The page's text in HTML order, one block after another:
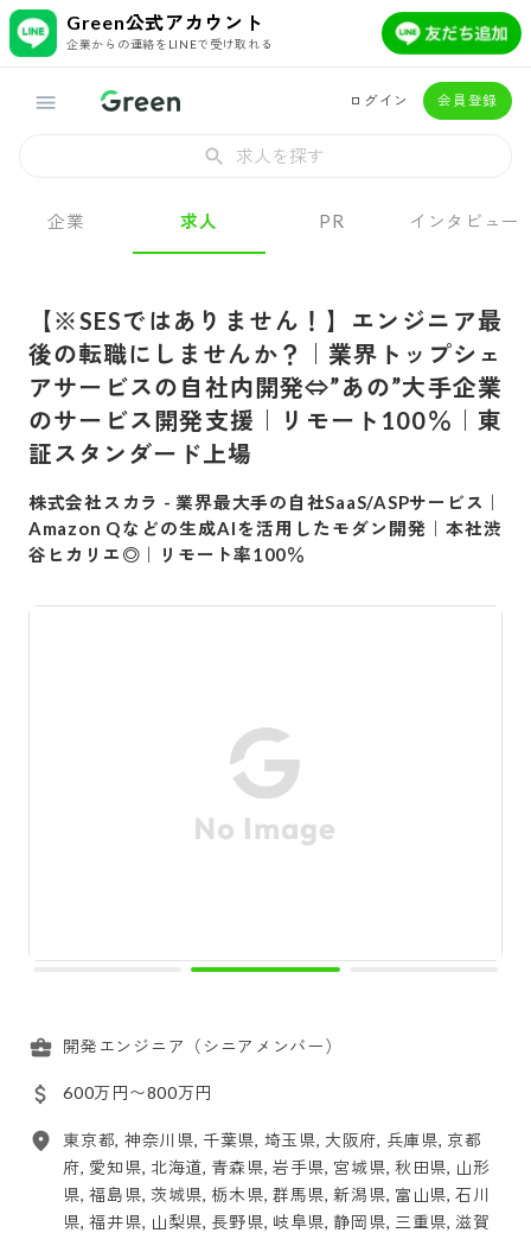
Green公式アカウント
企業からの連絡をLINEで受け取れる
ログイン 会員登録
求人を探す
企業 求人 PR インタビュー
【※SESではありません！】エンジニア最
後の転職にしませんか？｜業界トップシェ
アサービスの自社内開発⇔”あの”大手企業
のサービス開発支援｜リモート100％｜東
証スタンダード上場
株式会社スカラ -業界最大手の自社SaaS/ASPサービス｜
Amazon Qなどの生成AIを活用したモダン開発｜本社渋
谷ヒカリエ◎｜リモート率100％
開発エンジニア（シニアメンバー）
600万円〜800万円
東京都, 神奈川県, 千葉県, 埼玉県, 大阪府, 兵庫県, 京都
府, 愛知県, 北海道, 青森県, 岩手県, 宮城県, 秋田県, 山形
県, 福島県, 茨城県, 栃木県, 群馬県, 新潟県, 富山県, 石川
県, 福井県, 山梨県, 長野県, 岐阜県, 静岡県, 三重県, 滋賀